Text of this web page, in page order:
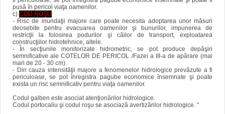
pusă în pericol viaţa oamenilor.
c) COD ROŞU
- Risc de inundaţii majore care poate necesita adoptarea unor măsuri
deosebite pentru evacuarea oamenilor şi bunurilor, impunerea de
restricţii la folosirea podurilor şi căilor de transport, exploatarea
construcţiilor hidrotehnice, altele.
- În secţiunile monitorizate hidrometric, se pot produce depăşiri
semnificative ale COTELOR DE PERICOL /Fazei a III-a de apărare (mai
mari de 20 - 30 cm).
- Din cauza intensităţii majore a fenomenelor hidrologice prevăzute a fi
periculoase, se pot înregistra pagube economice însemnate şi poate
exista un risc semnificativ pentru viaţa oamenilor.
Codul galben este asociat atenţionărilor hidrologice.
Codul portocaliu şi codul roşu se asociază avertizărilor hidrologice. "